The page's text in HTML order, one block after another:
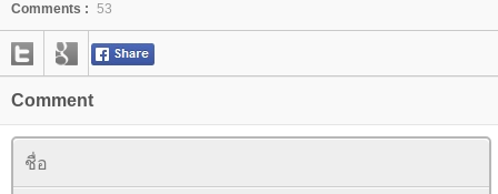
Comments : 53
Comment